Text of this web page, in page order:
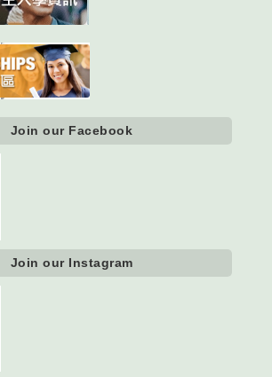
Join our Facebook
Join our Instagram